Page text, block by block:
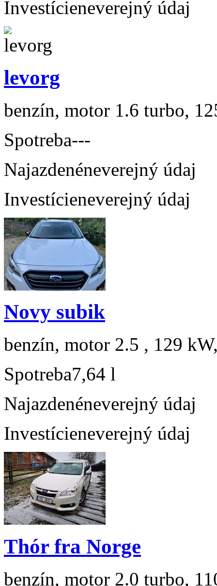
Investícieneverejný údaj
levorg
benzín, motor 1.6 turbo,
Spotreba---
Najazdenéneverejný údaj
Investícieneverejný údaj
Novy subik
benzín, motor 2.5 , 129
Spotreba7,64 l
Najazdenéneverejný údaj
Investícieneverejný údaj
Thór fra Norge
benzín, motor 2.0 turbo,